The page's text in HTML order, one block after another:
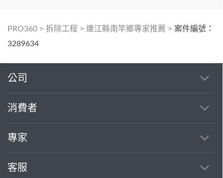
PRO360 > 拆除工程 > 連江縣南竿鄉專家推薦 > 案件編號：
3289634
公司
消費者
專家
客服